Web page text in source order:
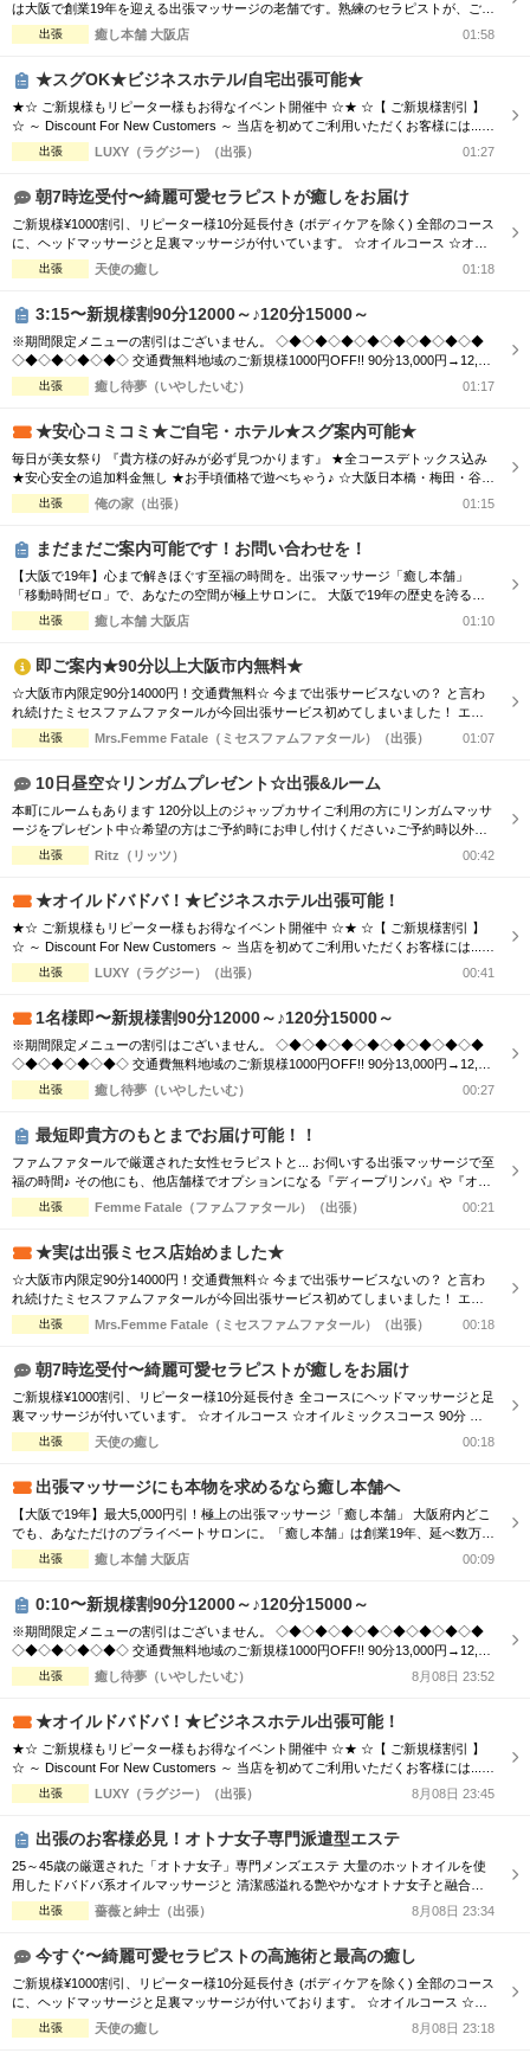
は大阪で創業19年を迎える出張マッサージの老舗です。熟練のセラピストが、ご自
宅や宿泊先をあなただけの極上サロンへと変貌させます。 ■大阪府全域へスピード
派遣！ 「今すぐ癒されたい」という声に応え、府内全域どこでもお伺いします。
・快...
出張 癒し本舗 大阪店 01:58
★スグOK★ビジネスホテル/自宅出張可能★
★☆ ご新規様もリピーター様もお得なイベント開催中 ☆★ ☆【 ご新規様割引 】
☆ ～ Discount For New Customers ～ 当店を初めてご利用いただくお客様には...
・初回限定で各コース総額より3,000円割引 ☆【 新人割 】☆ ～ New Face Therapi
st ～ NEW FACE マークの付いているセラピスト限定 ・各コース総額より3,000円
出張 LUXY（ラグジー）（出張） 01:27
朝7時迄受付〜綺麗可愛セラピストが癒しをお届け
ご新規様¥1000割引、リピーター様10分延長付き (ボディケアを除く) 全部のコース
に、ヘッドマッサージと足裏マッサージが付いています。 ☆オイルコース ☆オイ
ルミックスコース 90分 ￥13,000→¥12,000 120分 ￥16,000→¥15,000 150分 ￥20,0
出張 天使の癒し 01:18
3:15〜新規様割90分12000～♪120分15000～
※期間限定メニューの割引はございません。 ◇◆◇◆◇◆◇◆◇◆◇◆◇◆◇◆
◇◆◇◆◇◆◇◆◇ 交通費無料地域のご新規様1000円OFF!! 90分13,000円→12,00
0円 120分16,000円→15,000円 150分20,000円→19,000円 ※指名料別途 ◇◆◇◆◇
◆◇◆◇◆◇◆◇◆◇◆◇◆◇◆◇◆◇◆◇ 市内の交通費を頂く地域のご新規様1
出張 癒し待夢（いやしたいむ） 01:17
★安心コミコミ★ご自宅・ホテル★スグ案内可能★
毎日が美女祭り 『貴方様の好みが必ず見つかります』 ★全コースデトックス込み
★安心安全の追加料金無し ★お手頃価格で遊べちゃう♪ ☆大阪日本橋・梅田・谷
九・天王寺エリア ☆朝10時～翌朝6時まで営業中♀ ☆大阪全域出張対応♪ ☆毎日18
時～大阪市内交通費無料♪ ホテルで♪ご自宅で♪ 厳選された可愛いセラピストと 素
出張 俺の家（出張） 01:15
まだまだご案内可能です！お問い合わせを！
【大阪で19年】心まで解きほぐす至福の時間を。出張マッサージ「癒し本舗」
「移動時間ゼロ」で、あなたの空間が極上サロンに。 大阪で19年の歴史を誇る
「癒し本舗」は、技術はもちろん、お一人おひとりに寄り添う「おもてなし」を何
より大切にしています。 ■選ばれる理由 ・熟練の技術：ボディケア、オイル、タ
なるホスピタリティをお...
出張 癒し本舗 大阪店 01:10
即ご案内★90分以上大阪市内無料★
☆大阪市内限定90分14000円！交通費無料☆ 今まで出張サービスないの？ と言わ
れ続けたミセスファムファタールが今回出張サービス初めてしまいました！ エリ
アによっては交通費の差が出ますので詳細はTELにてお伝えさせて頂きます。 90
分コース14000円 120分コース18000円 でのご案内☆ 是非この機会に一度お電話お
出張 Mrs.Femme Fatale（ミセスファムファタール）（出張） 01:07
10日昼空☆リンガムプレゼント☆出張&ルーム
本町にルームもあります 120分以上のジャップカサイご利用の方にリンガムマッサ
ージをプレゼント中☆希望の方はご予約時にお申し付けください♪ご予約時以外の
申し付けはオプションとなります 個人店&人気店のため「今からすぐ」のご予約は
難しいことがあります。早めのご予約を推奨します 数少ない朝～夕方の出張マッ
尿...
出張 Ritz（リッツ） 00:42
★オイルドバドバ！★ビジネスホテル出張可能！
★☆ ご新規様もリピーター様もお得なイベント開催中 ☆★ ☆【 ご新規様割引 】
☆ ～ Discount For New Customers ～ 当店を初めてご利用いただくお客様には...
・初回限定で各コース総額より3,000円割引 ☆【 新人割 】☆ ～ New Face Therapi
st ～ NEW FACE マークの付いているセラピスト限定 ・各コース総額より3,000円
出張 LUXY（ラグジー）（出張） 00:41
1名様即〜新規様割90分12000～♪120分15000～
※期間限定メニューの割引はございません。 ◇◆◇◆◇◆◇◆◇◆◇◆◇◆◇◆
◇◆◇◆◇◆◇◆◇ 交通費無料地域のご新規様1000円OFF!! 90分13,000円→12,00
0円 120分16,000円→15,000円 150分20,000円→19,000円 ※指名料別途 ◇◆◇◆◇
◆◇◆◇◆◇◆◇◆◇◆◇◆◇◆◇◆◇◆◇ 市内の交通費を頂く地域のご新規様1
出張 癒し待夢（いやしたいむ） 00:27
最短即貴方のもとまでお届け可能！！
ファムファタールで厳選された女性セラピストと... お伺いする出張マッサージで至
福の時間♪ その他にも、他店舗様でオプションになる『ディープリンパ』や『オイ
ル増量』などメンズエステでは必須とも言えるサービスも当店では基本コースに含
まれております。 その為、「コース料金に+αで支払わなければお楽しみいただけ
をお過ごしください...
出張 Femme Fatale（ファムファタール）（出張） 00:21
★実は出張ミセス店始めました★
☆大阪市内限定90分14000円！交通費無料☆ 今まで出張サービスないの？ と言わ
れ続けたミセスファムファタールが今回出張サービス初めてしまいました！ エリ
アによっては交通費の差が出ますので詳細はTELにてお伝えさせて頂きます。 90
分コース14000円 120分コース18000円 でのご案内☆ 是非この機会に一度お電話お
出張 Mrs.Femme Fatale（ミセスファムファタール）（出張） 00:18
朝7時迄受付〜綺麗可愛セラピストが癒しをお届け
ご新規様¥1000割引、リピーター様10分延長付き 全コースにヘッドマッサージと足
裏マッサージが付いています。 ☆オイルコース ☆オイルミックスコース 90分 ￥1
3,000→¥12,000 120分 ￥16,000→¥15,000 150分 ￥20,000→¥19,000 180分 ￥24,00
出張 天使の癒し 00:18
出張マッサージにも本物を求めるなら癒し本舗へ
【大阪で19年】最大5,000円引！極上の出張マッサージ「癒し本舗」 大阪府内どこ
でも、あなただけのプライベートサロンに。「癒し本舗」は創業19年、延べ数万回
の実績を誇る出張専門店です。厳選されたセラピストが、ご自宅やホテルへ至福の
癒しをお届けします。 ■選べる5つの本格メニュー ・ボディケア：コリを芯から解
眠不足に ...
出張 癒し本舗 大阪店 00:09
0:10〜新規様割90分12000～♪120分15000～
※期間限定メニューの割引はございません。 ◇◆◇◆◇◆◇◆◇◆◇◆◇◆◇◆
◇◆◇◆◇◆◇◆◇ 交通費無料地域のご新規様1000円OFF!! 90分13,000円→12,00
0円 120分16,000円→15,000円 150分20,000円→19,000円 ※指名料別途 ◇◆◇◆◇
◆◇◆◇◆◇◆◇◆◇◆◇◆◇◆◇◆◇◆◇ 市内の交通費を頂く地域のご新規様1
出張 癒し待夢（いやしたいむ） 8月08日 23:52
★オイルドバドバ！★ビジネスホテル出張可能！
★☆ ご新規様もリピーター様もお得なイベント開催中 ☆★ ☆【 ご新規様割引 】
☆ ～ Discount For New Customers ～ 当店を初めてご利用いただくお客様には...
・初回限定で各コース総額より3,000円割引 ☆【 新人割 】☆ ～ New Face Therapi
st ～ NEW FACE マークの付いているセラピスト限定 ・各コース総額より3,000円
出張 LUXY（ラグジー）（出張） 8月08日 23:45
出張のお客様必見！オトナ女子専門派遣型エステ
25～45歳の厳選された「オトナ女子」専門メンズエステ 大量のホットオイルを使
用したドバドバ系オイルマッサージと 清潔感溢れる艶やかなオトナ女子と融合
で、優雅なひと時をお楽しみください。 【新規割引】ご新規様にお得♪ ご新規様限
定で総額から『3,000円』割引！ 90分 16,500円 → 13,500円（税込） 120分
出張 薔薇と紳士（出張） 8月08日 23:34
今すぐ〜綺麗可愛セラピストの高施術と最高の癒し
ご新規様¥1000割引、リピーター様10分延長付き (ボディケアを除く) 全部のコース
に、ヘッドマッサージと足裏マッサージが付いております。 ☆オイルコース ☆オ
イルミックスコース 90分 ￥13,000→¥12,000 120分 ￥16,000→¥15,000 150分 ￥2
0,000→¥19,000 180分 ￥24,000→¥23,000 ☆ボディケアマッサージコース 90分
出張 天使の癒し 8月08日 23:18